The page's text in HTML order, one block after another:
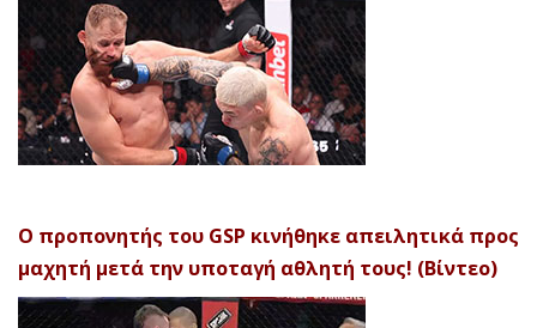
Ο προπονητής του GSP κινήθηκε απειλητικά προς
μαχητή μετά την υποταγή αθλητή τους! (Βίντεο)